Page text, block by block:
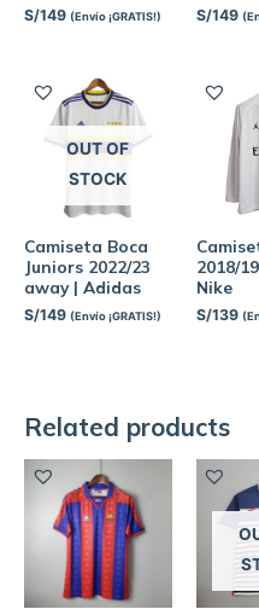
S/149 (Envío ¡GRATIS!) S/149
OUT OF
STOCK
Camiseta Boca
Juniors 2022/23
away | Adidas
S/149 (Envío ¡GRATIS!)
2018/
Nike
S/139
Related products